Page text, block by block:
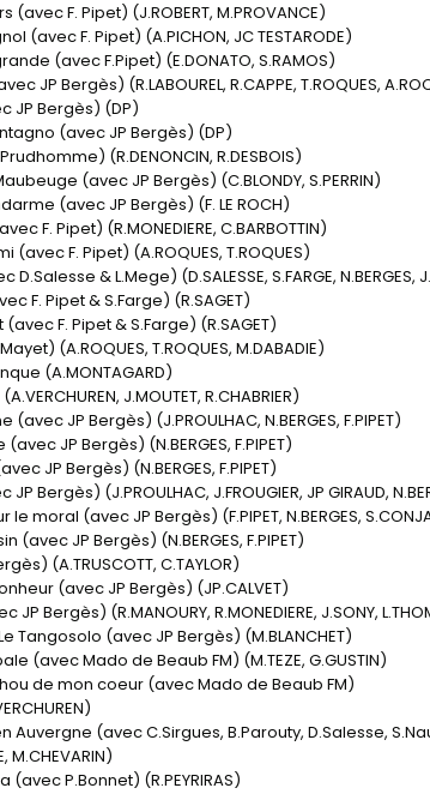
(avec F. Pipet) (J.ROBERT, M.PROVANCE)
(avec F. Pipet) (A.PICHON, JC TESTARODE)
(avec F.Pipet) (E.DONATO, S.RAMOS)
JP Bergès) (R.LABOUREL, R.CAPPE, T.ROQUES,
JP Bergès) (DP)
(avec JP Bergès) (DP)
(R.DENONCIN, R.DESBOIS)
(avec JP Bergès) (C.BLONDY, S.PERRIN)
(avec JP Bergès) (F. LE ROCH)
F. Pipet) (R.MONEDIERE, C.BARBOTTIN)
(avec F. Pipet) (A.ROQUES, T.ROQUES)
& L.Mege) (D.SALESSE, S.FARGE, N.BERGES,
F. Pipet & S.Farge) (R.SAGET)
F. Pipet & S.Farge) (R.SAGET)
(A.ROQUES, T.ROQUES, M.DABADIE)
(A.MONTAGARD)
J.MOUTET, R.CHABRIER)
(avec JP Bergès) (J.PROULHAC, N.BERGES, F.PIPET)
JP Bergès) (N.BERGES, F.PIPET)
JP Bergès) (N.BERGES, F.PIPET)
Bergès) (J.PROULHAC, J.FROUGIER, JP GIRAUD,
moral (avec JP Bergès) (F.PIPET, N.BERGES,
(avec JP Bergès) (N.BERGES, F.PIPET)
(A.TRUSCOTT, C.TAYLOR)
(avec JP Bergès) (JP.CALVET)
Bergès) (R.MANOURY, R.MONEDIERE, J.SONY,
Tangosolo (avec JP Bergès) (M.BLANCHET)
(avec Mado de Beaub FM) (M.TEZE, G.GUSTIN)
de mon coeur (avec Mado de Beaub FM)
Auvergne (avec C.Sirgues, B.Parouty, D.Salesse,
M.CHEVARIN)
(avec P.Bonnet) (R.PEYRIRAS)